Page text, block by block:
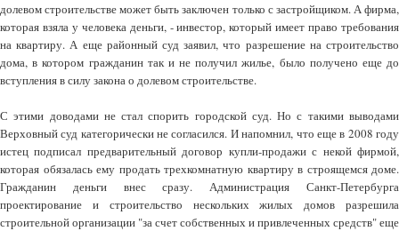
долевом строительстве может быть заключен только с застройщиком. А фирма,
которая взяла у человека деньги, - инвестор, который имеет право требования
на квартиру. А еще районный суд заявил, что разрешение на строительство
дома, в котором гражданин так и не получил жилье, было получено еще до
вступления в силу закона о долевом строительстве.
С этими доводами не стал спорить городской суд. Но с такими выводами
Верховный суд категорически не согласился. И напомнил, что еще в 2008 году
истец подписал предварительный договор купли-продажи с некой фирмой,
которая обязалась ему продать трехкомнатную квартиру в строящемся доме.
Гражданин деньги внес сразу. Администрация Санкт-Петербурга
проектирование и строительство нескольких жилых домов разрешила
строительной организации "за счет собственных и привлеченных средств" еще